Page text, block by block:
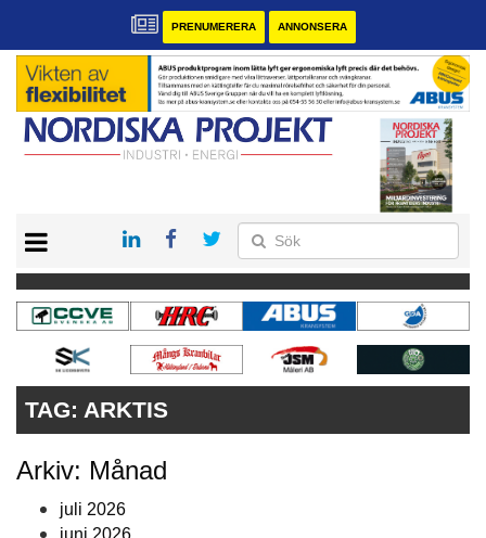
PRENUMERERA ANNONSERA
KONTAKT
VÅRA ANDRA MAGASIN
PRENUMERERA
ANNONSERA
TAG: ARKTIS
Arkiv: Månad
juli 2026